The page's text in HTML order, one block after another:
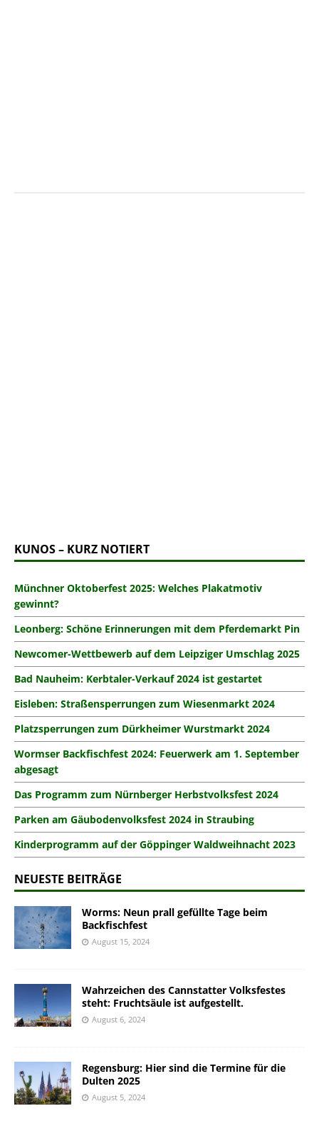
KUNOS – KURZ NOTIERT
Münchner Oktoberfest 2025: Welches Plakatmotiv
gewinnt?
Leonberg: Schöne Erinnerungen mit dem Pferdemarkt Pin
Newcomer-Wettbewerb auf dem Leipziger Umschlag 2025
Bad Nauheim: Kerbtaler-Verkauf 2024 ist gestartet
Eisleben: Straßensperrungen zum Wiesenmarkt 2024
Platzsperrungen zum Dürkheimer Wurstmarkt 2024
Wormser Backfischfest 2024: Feuerwerk am 1. September
abgesagt
Das Programm zum Nürnberger Herbstvolksfest 2024
Parken am Gäubodenvolksfest 2024 in Straubing
Kinderprogramm auf der Göppinger Waldweihnacht 2023
NEUESTE BEITRÄGE
Worms: Neun prall gefüllte Tage beim
Backfischfest
August 15, 2024
Wahrzeichen des Cannstatter Volksfestes
steht: Fruchtsäule ist aufgestellt.
August 6, 2024
Regensburg: Hier sind die Termine für die
Dulten 2025
August 5, 2024